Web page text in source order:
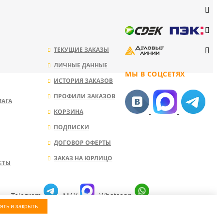
МЫ В СОЦСЕТЯХ
ТЕКУЩИЕ ЗАКАЗЫ
ЛИЧНЫЕ ДАННЫЕ
ИСТОРИЯ ЗАКАЗОВ
ПРОФИЛИ ЗАКАЗОВ
КОРЗИНА
ПОДПИСКИ
ДОГОВОР ОФЕРТЫ
ЗАКАЗ НА ЮРЛИЦО
КОРОБОК
и закрыть
Telegram MAX Whatsapp